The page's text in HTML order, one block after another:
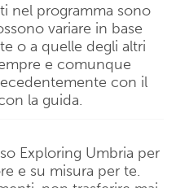
nel programma sono
variare in base
o a quelle degli altri
e comunque
con il
la guida.
Exploring Umbria per
e su misura per te.